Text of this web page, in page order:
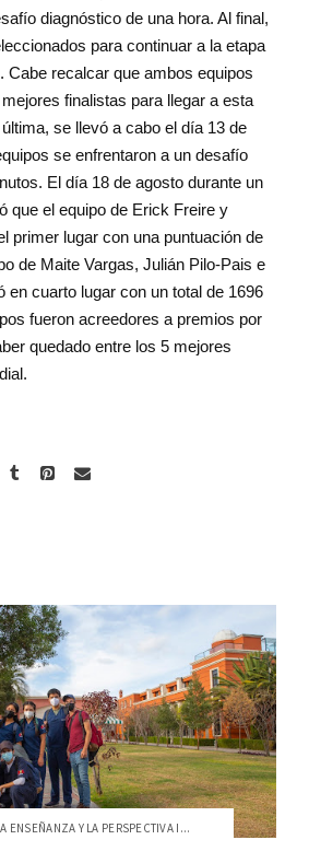
diagnóstico de una hora. Al final,
para continuar a la etapa
Cabe recalcar que ambos equipos
finalistas para llegar a esta
se llevó a cabo el día 13 de
se enfrentaron a un desafío
El día 18 de agosto durante un
que el equipo de Erick Freire y
primer lugar con una puntuación de
de Maite Vargas, Julián Pilo-Pais e
en cuarto lugar con un total de 1696
fueron acreedores a premios por
quedado entre los 5 mejores
ENSEÑANZA Y LA PERSPECTIVA I...